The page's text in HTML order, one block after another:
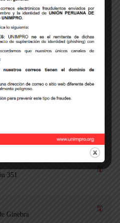
RESOLUCIÓN
RESOLUCIÓN 1055-
o Ejecución y
822 – Indecopi
351
Ginebra